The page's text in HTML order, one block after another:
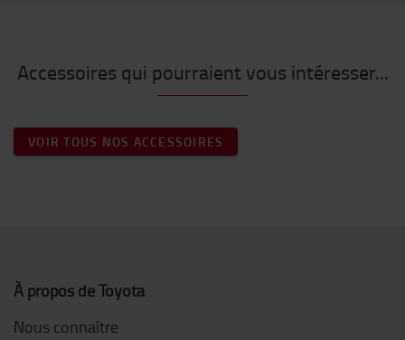
Accessoires qui pourraient vous intéresser...
VOIR TOUS NOS ACCESSOIRES
À propos de Toyota
Nous connaître